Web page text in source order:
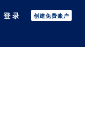
登录 创建免费账户